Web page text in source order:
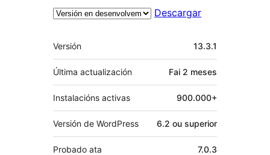
Descargar
Meta
Versión 13.3.1
Última actualización Fai 2 meses
Instalacións activas 900.000+
Versión de WordPress 6.2 ou superior
Probado ata 7.0.3